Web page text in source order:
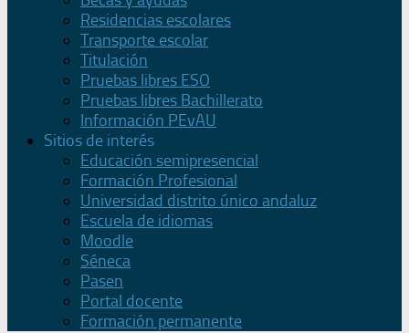
Residencias escolares
Transporte escolar
Titulación
Pruebas libres ESO
Pruebas libres Bachillerato
Información PEvAU
Sitios de interés
Educación semipresencial
Formación Profesional
Universidad distrito único andaluz
Escuela de idiomas
Moodle
Séneca
Pasen
Portal docente
Formación permanente